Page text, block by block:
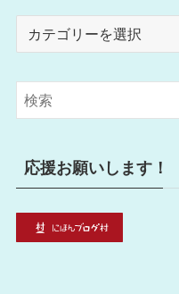
リ
ー
応援お願いします！